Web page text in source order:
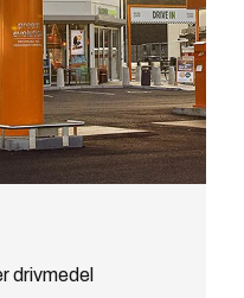
drivmedel